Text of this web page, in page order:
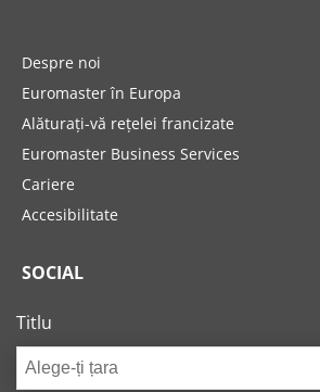
Despre noi
Euromaster în Europa
Alăturați-vă rețelei francizate
Euromaster Business Services
Cariere
Accesibilitate
SOCIAL
Titlu
Alege-ți țara